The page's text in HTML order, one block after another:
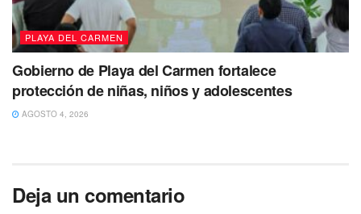
PLAYA DEL CARMEN
Gobierno de Playa del Carmen fortalece
protección de niñas, niños y adolescentes
AGOSTO 4, 2026
Deja un comentario